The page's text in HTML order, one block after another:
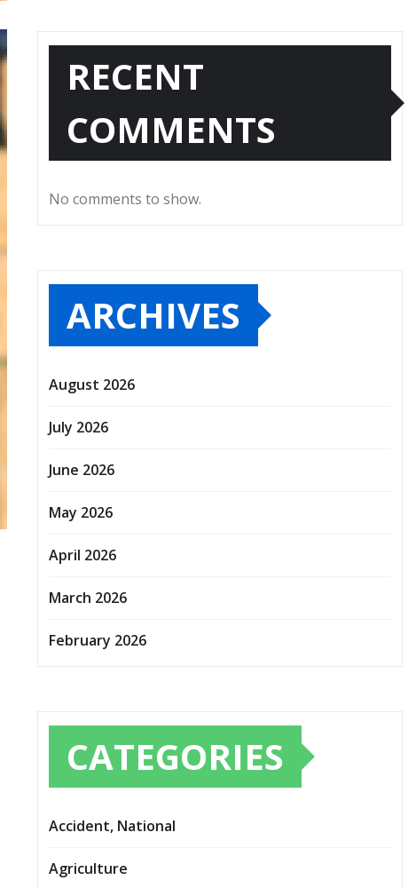
RECENT
COMMENTS
No comments to show.
ARCHIVES
August 2026
July 2026
June 2026
May 2026
April 2026
March 2026
February 2026
CATEGORIES
Accident, National
Agriculture